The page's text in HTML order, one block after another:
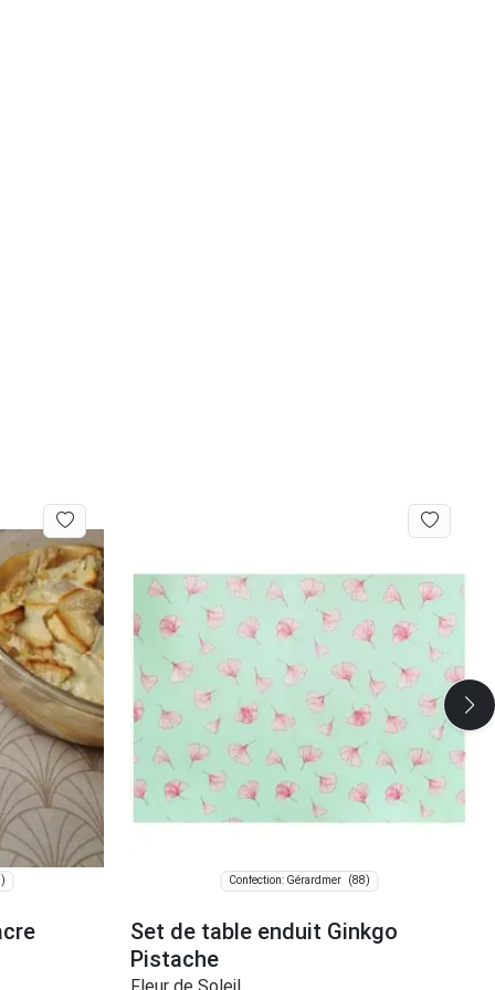
Confection: Gérardmer (88)
Set de table enduit Ginkgo
Pistache